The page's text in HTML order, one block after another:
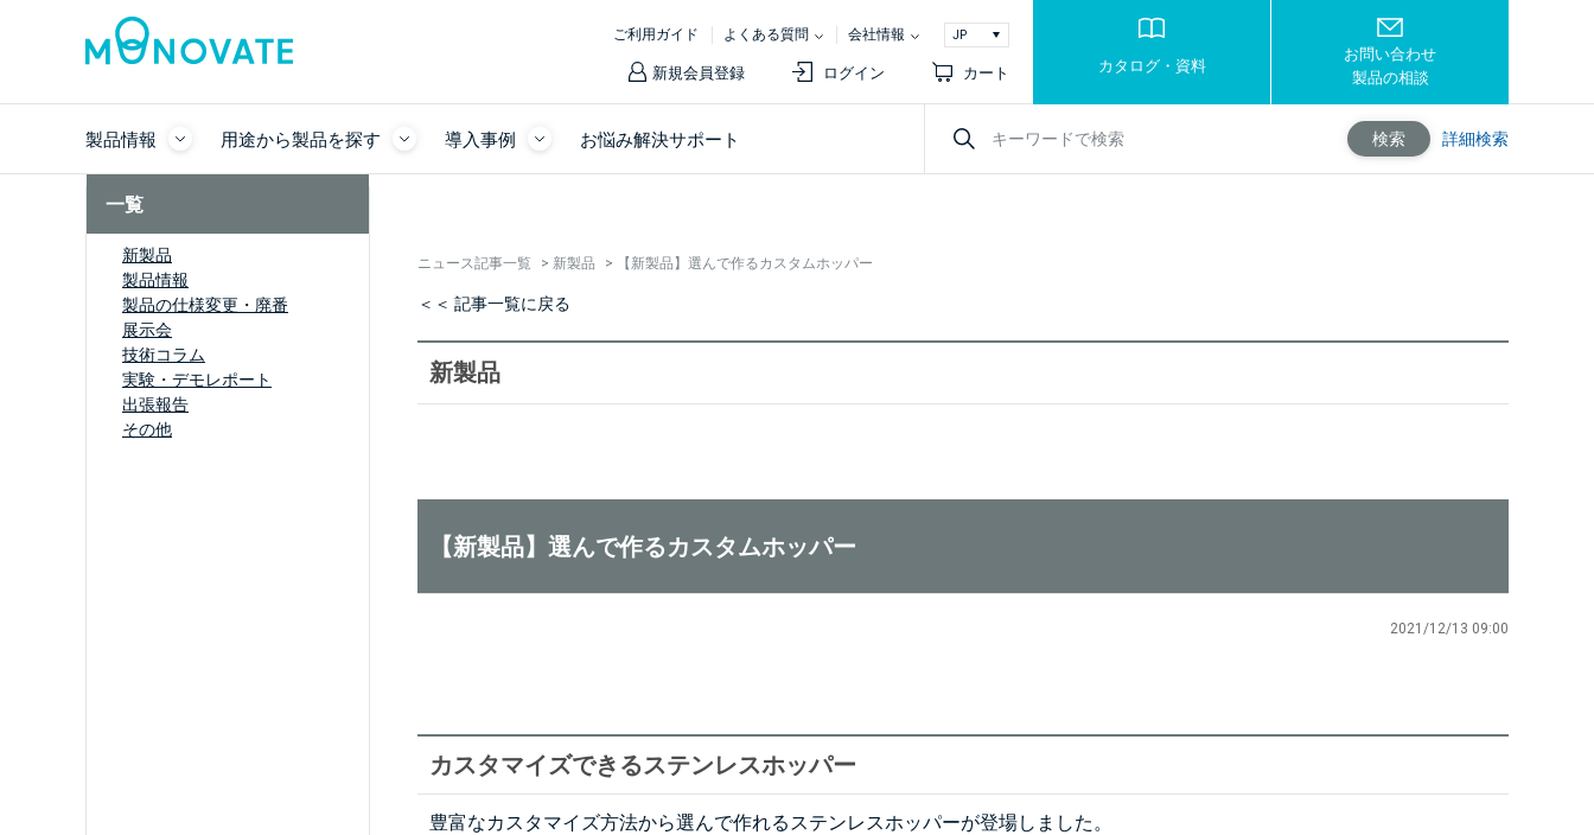
ご利用ガイド よくある質問 会社情報
新規会員登録 ログイン カート カタログ・資料
お問い合わせ
製品の相談
製品情報 用途から製品を探す 導入事例 お悩み解決サポート 検索 詳細検索
一覧
新製品
製品情報
製品の仕様変更・廃番
展示会
技術コラム
実験・デモレポート
出張報告
その他
ニュース記事一覧 > 新製品 > 【新製品】選んで作るカスタムホッパー
＜＜ 記事一覧に戻る
新製品
【新製品】選んで作るカスタムホッパー
2021/12/13 09:00
カスタマイズできるステンレスホッパー
豊富なカスタマイズ方法から選んで作れるステンレスホッパーが登場しました。